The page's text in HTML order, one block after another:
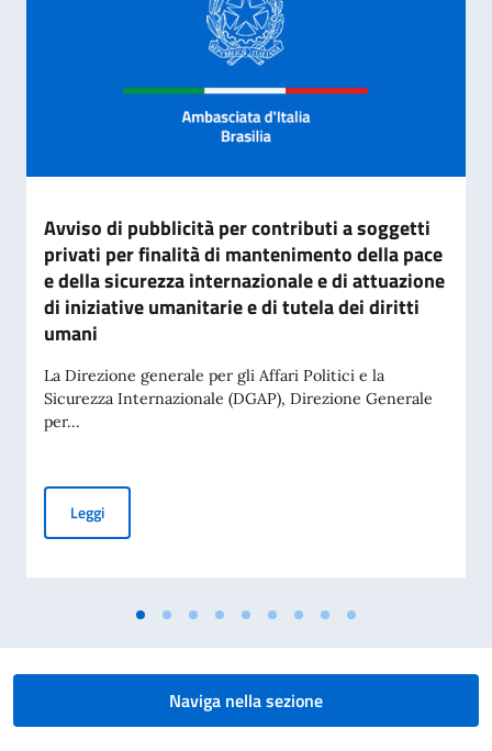
Avviso di pubblicità per contributi a soggetti
privati per finalità di mantenimento della pace
e della sicurezza internazionale e di attuazione
di iniziative umanitarie e di tutela dei diritti
umani
La Direzione generale per gli Affari Politici e la
Sicurezza Internazionale (DGAP), Direzione Generale
per...
LeggiAvviso di pubblicità per contributi a soggetti privati per
Naviga nella sezione